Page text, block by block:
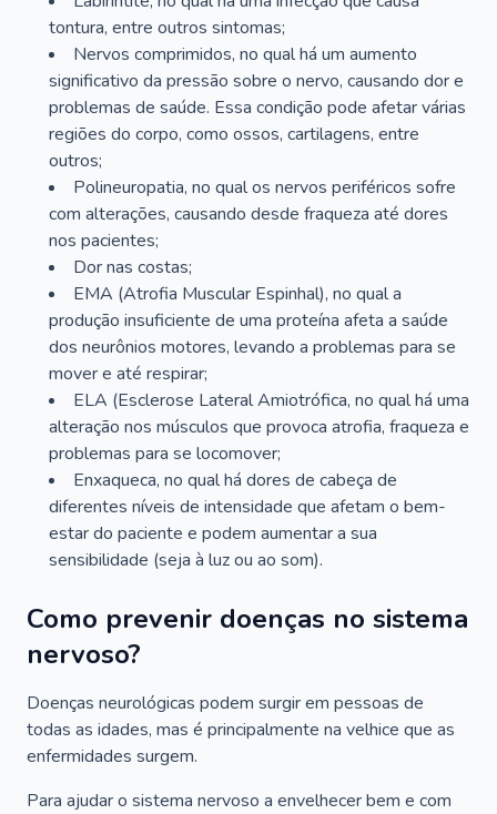
tontura, entre outros sintomas;
Nervos comprimidos, no qual há um aumento
significativo da pressão sobre o nervo, causando dor e
problemas de saúde. Essa condição pode afetar várias
regiões do corpo, como ossos, cartilagens, entre
outros;
Polineuropatia, no qual os nervos periféricos sofre
com alterações, causando desde fraqueza até dores
nos pacientes;
Dor nas costas;
EMA (Atrofia Muscular Espinhal), no qual a
produção insuficiente de uma proteína afeta a saúde
dos neurônios motores, levando a problemas para se
mover e até respirar;
ELA (Esclerose Lateral Amiotrófica, no qual há uma
alteração nos músculos que provoca atrofia, fraqueza e
problemas para se locomover;
Enxaqueca, no qual há dores de cabeça de
diferentes níveis de intensidade que afetam o bem-
estar do paciente e podem aumentar a sua
sensibilidade (seja à luz ou ao som).
Como prevenir doenças no sistema
nervoso?
Doenças neurológicas podem surgir em pessoas de
todas as idades, mas é principalmente na velhice que as
enfermidades surgem.
Para ajudar o sistema nervoso a envelhecer bem e com